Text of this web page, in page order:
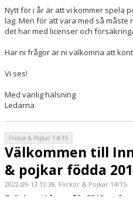
Nytt för i år är att vi kommer spela
lag. Men för att vara med så
det har med licenser och
Har ni frågor är ni välkomna att
Vi ses!
Med vänlig hälsning
Ledarna
Flickor & Pojkar 14/15
Välkommen till
& pojkar födda
2022-09-13 13:38, Flickor & Pojkar 14/15
Träningstiderna för FP15 under